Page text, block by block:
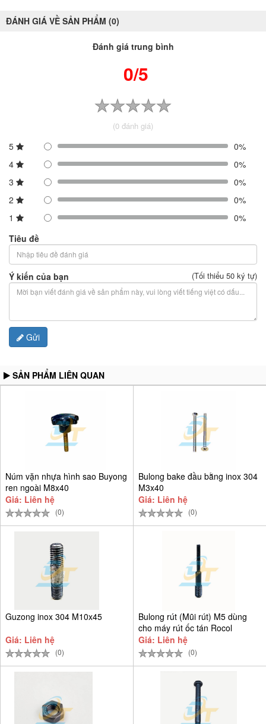
ĐÁNH GIÁ VỀ SẢN PHẨM (0)
Đánh giá trung bình
0/5
(0 đánh giá)
5
0%
4
0%
3
0%
2
0%
1
0%
Tiêu đề
Ý kiến của bạn (Tối thiểu 50 ký tự)
Gửi
SẢN PHẨM LIÊN QUAN
Núm vặn nhựa hình sao Buyong
ren ngoài M8x40
Giá: Liên hệ
(0)
Bulong bake đầu bằng inox 304
M3x40
Giá: Liên hệ
(0)
Guzong inox 304 M10x45
Giá: Liên hệ
(0)
Bulong rút (Mũi rút) M5 dùng
cho máy rút ốc tán Rocol
Giá: Liên hệ
(0)